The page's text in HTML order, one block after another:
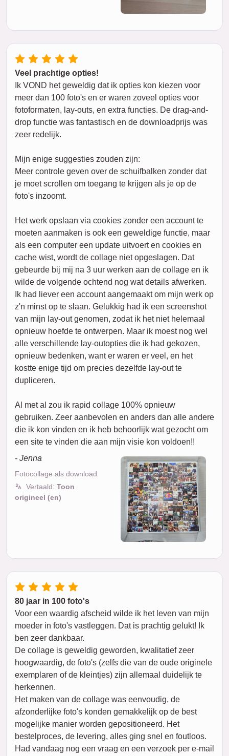
Veel prachtige opties!
Ik VOND het geweldig dat ik opties kon kiezen voor
meer dan 100 foto's en er waren zoveel opties voor
fotoformaten, lay-outs, en extra functies. De drag-and-
drop functie was fantastisch en de downloadprijs was
zeer redelijk.
Mijn enige suggesties zouden zijn:
Meer controle geven over de schuifbalken zonder dat
je moet scrollen om toegang te krijgen als je op de
foto's inzoomt.
Het werk opslaan via cookies zonder een account te
moeten aanmaken is ook een geweldige functie, maar
als een computer een update uitvoert en cookies en
cache wist, wordt de collage niet opgeslagen. Dat
gebeurde bij mij na 3 uur werken aan de collage en ik
wilde de volgende ochtend nog wat details afwerken.
Ik had liever een account aangemaakt om mijn werk op
z'n minst op te slaan. Gelukkig had ik een screenshot
van mijn lay-out genomen, zodat ik het niet helemaal
opnieuw hoefde te ontwerpen. Maar ik moest nog wel
alle verschillende lay-outopties die ik had gekozen,
opnieuw bedenken, want er waren er veel, en het
kostte enige tijd om precies dezelfde lay-out te
dupliceren.
Al met al zou ik rapid collage 100% opnieuw
gebruiken. Zeer aanbevolen en anders dan alle andere
die ik kon vinden en ik heb behoorlijk wat gezocht om
een site te vinden die aan mijn visie kon voldoen!!
- Jenna
Fotocollage als download
Vertaald: Toon
origineel (en)
80 jaar in 100 foto's
Voor een waardig afscheid wilde ik het leven van mijn
moeder in foto's vastleggen. Dat is prachtig gelukt! Ik
ben zeer dankbaar.
De collage is geweldig geworden, kwalitatief zeer
hoogwaardig, de foto's (zelfs die van de oude originele
exemplaren of de kleintjes) zijn allemaal duidelijk te
herkennen.
Het maken van de collage was eenvoudig, de
afzonderlijke foto's konden gemakkelijk op de best
mogelijke manier worden gepositioneerd. Het
bestelproces, de levering, alles ging snel en foutloos.
Had vandaag nog een vraag en een verzoek per e-mail